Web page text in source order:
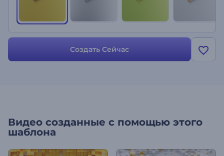
Создать Сейчас
Видео созданные с помощью этого
шаблона